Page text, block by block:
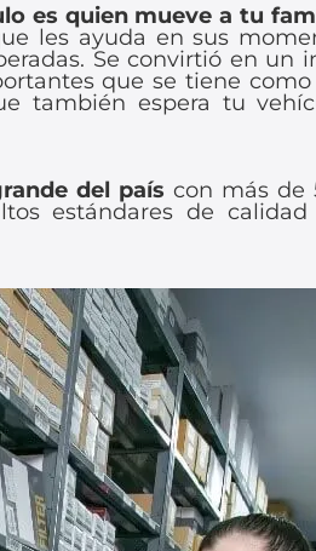
es quien mueve a tu
les ayuda en sus
Se convirtió en un
que se tiene
también espera tu
del país con más de
estándares de